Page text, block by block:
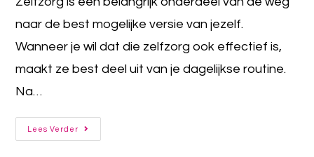
naar de best mogelijke versie van jezelf.
Wanneer je wil dat die zelfzorg ook effectief is,
maakt ze best deel uit van je dagelijkse routine.
Na…
Lees Verder